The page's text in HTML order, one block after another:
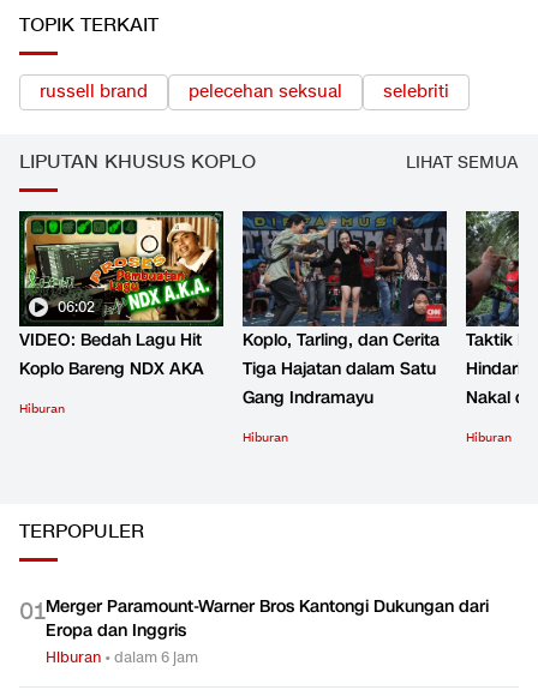
TOPIK TERKAIT
russell brand pelecehan seksual selebriti
LIPUTAN KHUSUS KOPLO LIHAT SEMUA
06:02
VIDEO: Bedah Lagu Hit
Koplo Bareng NDX AKA
Hiburan
Koplo, Tarling, dan Cerita
Tiga Hajatan dalam Satu
Gang Indramayu
Hiburan
Taktik
Hindari
Nakal
Hiburan
TERPOPULER
01Merger Paramount-Warner Bros Kantongi Dukungan dari
Eropa dan Inggris
Hiburan •dalam 6 jam